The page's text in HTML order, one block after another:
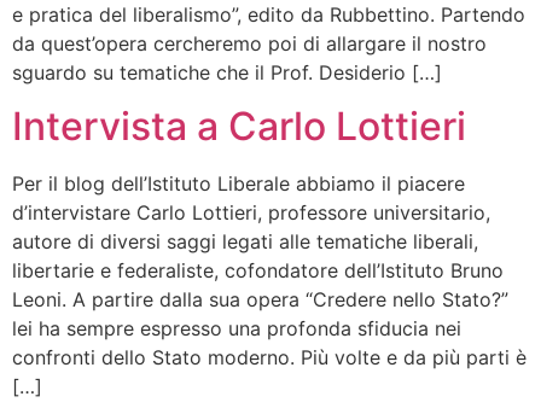
e pratica del liberalismo”, edito da Rubbettino. Partendo
da quest’opera cercheremo poi di allargare il nostro
sguardo su tematiche che il Prof. Desiderio […]
Intervista a Carlo Lottieri
Per il blog dell’Istituto Liberale abbiamo il piacere
d’intervistare Carlo Lottieri, professore universitario,
autore di diversi saggi legati alle tematiche liberali,
libertarie e federaliste, cofondatore dell’Istituto Bruno
Leoni. A partire dalla sua opera “Credere nello Stato?”
lei ha sempre espresso una profonda sfiducia nei
confronti dello Stato moderno. Più volte e da più parti è
[…]